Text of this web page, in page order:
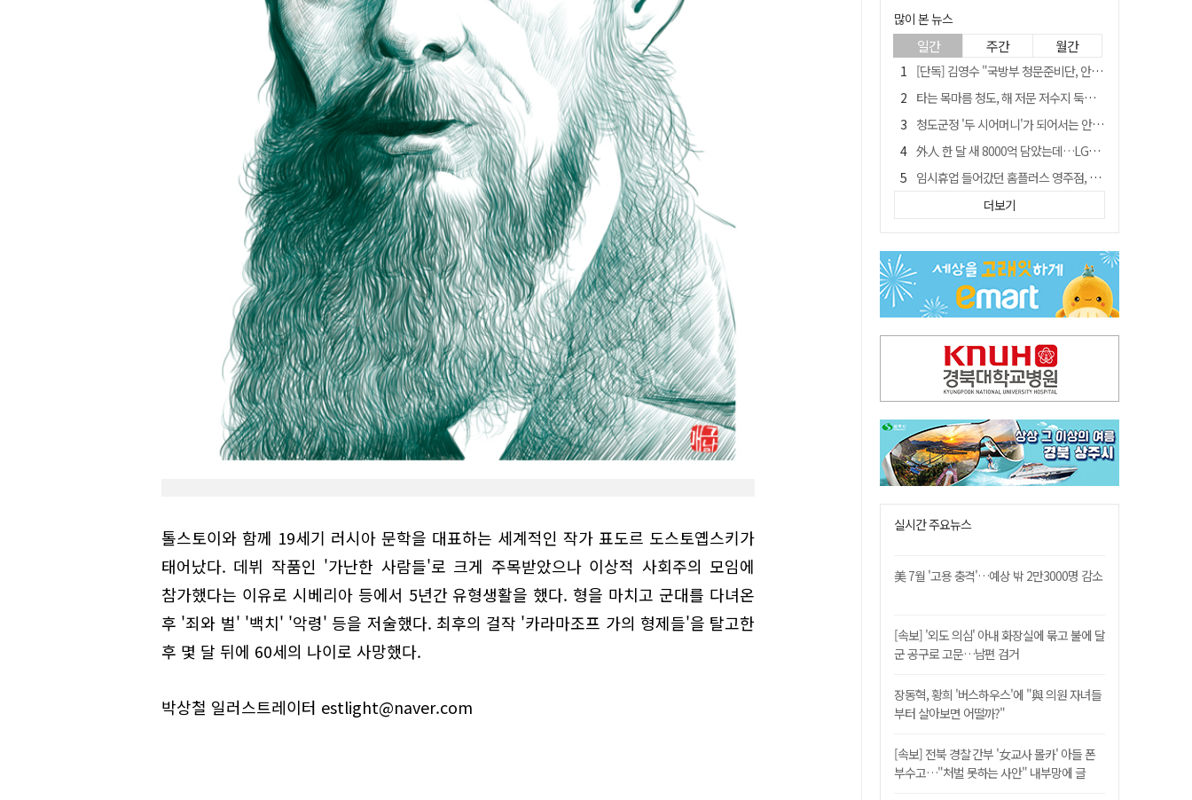
톨스토이와 함께 19세기 러시아 문학을 대표하는 세계적인 작가 표도르 도스토옙스키가
태어났다. 데뷔 작품인 '가난한 사람들'로 크게 주목받았으나 이상적 사회주의 모임에
참가했다는 이유로 시베리아 등에서 5년간 유형생활을 했다. 형을 마치고 군대를 다녀온
후 '죄와 벌' '백치' '악령' 등을 저술했다. 최후의 걸작 '카라마조프 가의 형제들'을 탈고한
후 몇 달 뒤에 60세의 나이로 사망했다.
박상철 일러스트레이터 estlight@naver.com
많이 본 뉴스
일간 주간 월간
[단독] 김영수 "국방부 청문준비단, 안규백 탈영 알고있었다"
타는 목마름 청도, 해 저문 저수지 둑에 군수가 서 있었다
청도군정 '두 시어머니'가 되어서는 안된다
外人 한 달 새 8000억 담았는데…LG이노텍 목표주가는 왜 엇갈릴까
임시휴업 들어갔던 홈플러스 영주점, 7일 영업 재개…지하 1층만 운영
"폐기 버스 개조해 청년주택" 與 황희…'딸 학비는 年 4200만원'
SK하이닉스, 주당 375원 분기 배당 공시…"3분기 중 주주환원 방안 확정"
이의준 전 경북도 새마을봉사과장, 제28대 울릉군 부군수 취임
"상법개정해도 주주가 '봉'"…하이닉스 솔리다임 상장설에 술렁[개미와글와글]
더보기
실시간 주요뉴스
美 7월 '고용 충격'…예상 밖 2만3000명 감소
[속보] '외도 의심' 아내 화장실에 묶고 불에 달
군 공구로 고문…남편 검거
장동혁, 황희 '버스하우스'에 "與 의원 자녀들
부터 살아보면 어떨까?"
[속보] 전북 경찰 간부 '女교사 몰카' 아들 폰
부수고…"처벌 못하는 사안" 내부망에 글